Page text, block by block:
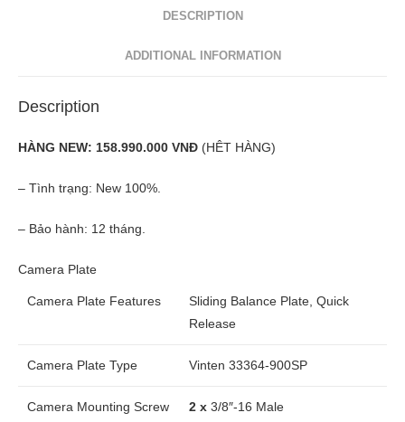
DESCRIPTION
ADDITIONAL INFORMATION
Description
HÀNG NEW: 158.990.000 VNĐ (HÊT HÀNG)
– Tình trạng: New 100%.
– Bảo hành: 12 tháng.
Camera Plate
Camera Plate Features
Sliding Balance Plate, Quick
Release
Camera Plate Type Vinten 33364-900SP
Camera Mounting Screw 2 x 3/8″-16 Male